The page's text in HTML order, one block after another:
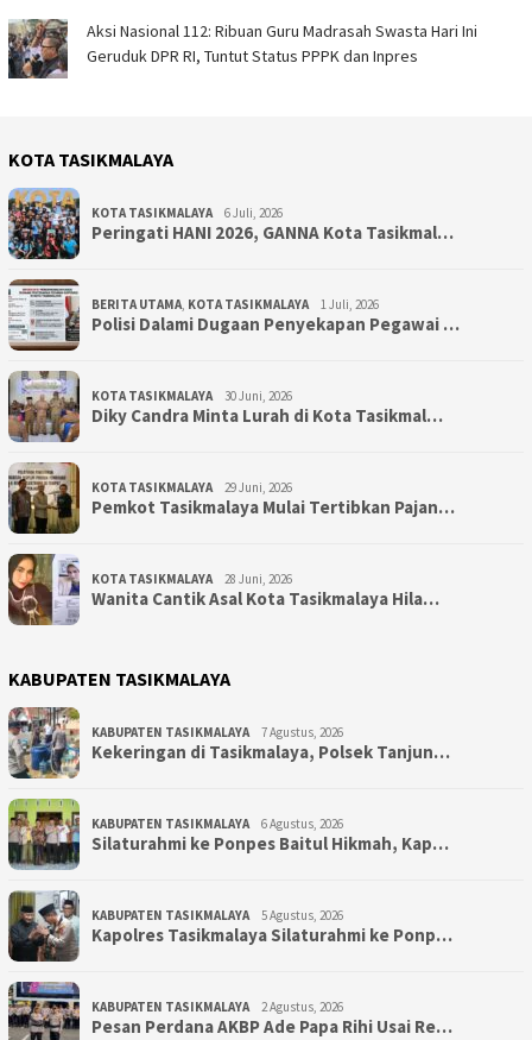
Aksi Nasional 112: Ribuan Guru Madrasah Swasta Hari Ini
Geruduk DPR RI, Tuntut Status PPPK dan Inpres
KOTA TASIKMALAYA
KOTA TASIKMALAYA 6 Juli, 2026
Peringati HANI 2026, GANNA Kota Tasikmal…
BERITA UTAMA KOTA TASIKMALAYA 1 Juli, 2026
Polisi Dalami Dugaan Penyekapan Pegawai …
KOTA TASIKMALAYA 30 Juni, 2026
Diky Candra Minta Lurah di Kota Tasikmal…
KOTA TASIKMALAYA 29 Juni, 2026
Pemkot Tasikmalaya Mulai Tertibkan Pajan…
KOTA TASIKMALAYA 28 Juni, 2026
Wanita Cantik Asal Kota Tasikmalaya Hila…
KABUPATEN TASIKMALAYA
KABUPATEN TASIKMALAYA 7 Agustus, 2026
Kekeringan di Tasikmalaya, Polsek Tanjun…
KABUPATEN TASIKMALAYA 6 Agustus, 2026
Silaturahmi ke Ponpes Baitul Hikmah, Kap…
KABUPATEN TASIKMALAYA 5 Agustus, 2026
Kapolres Tasikmalaya Silaturahmi ke Ponp…
KABUPATEN TASIKMALAYA 2 Agustus, 2026
Pesan Perdana AKBP Ade Papa Rihi Usai Re…